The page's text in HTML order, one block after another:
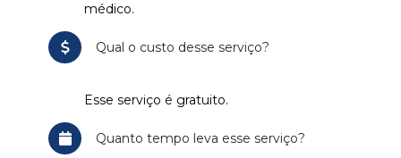
médico.
Qual o custo desse serviço?
Esse serviço é gratuito.
Quanto tempo leva esse serviço?